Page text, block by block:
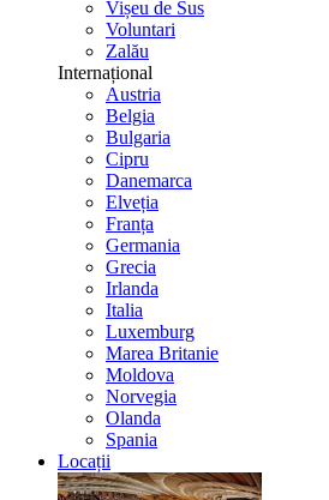
Vișeu de Sus
Voluntari
Zalău
Internațional
Austria
Belgia
Bulgaria
Cipru
Danemarca
Elveția
Franța
Germania
Grecia
Irlanda
Italia
Luxemburg
Marea Britanie
Moldova
Norvegia
Olanda
Spania
Locații